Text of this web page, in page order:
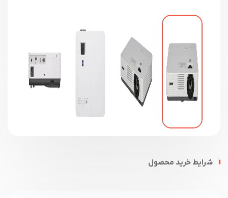
شرایط خرید محصول